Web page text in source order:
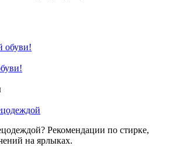
Рекомендации по стирке,
на ярлыках.